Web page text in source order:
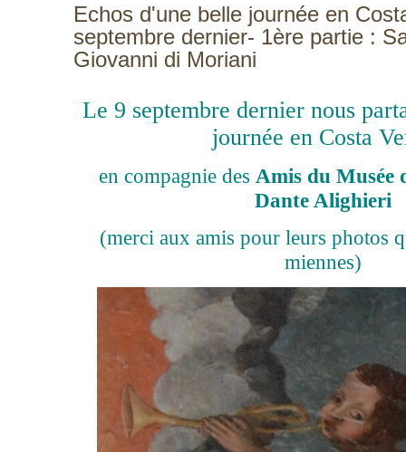
Echos d'une belle journée en
septembre dernier- 1ère partie :
Giovanni di Moriani
Le 9 septembre dernier nous
journée en Costa
en compagnie des Amis du Musée
Dante Alighieri
(merci aux amis pour leurs photos
miennes)